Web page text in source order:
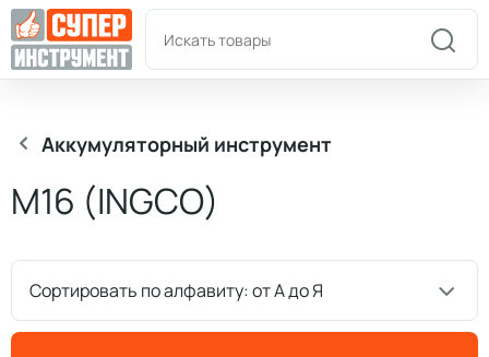
Пн-Пт: 9:00-18:00 +7(978)180-58-58
Аккумуляторный инструмент
М16 (INGCO)
Сортировать по алфавиту: от А до Я